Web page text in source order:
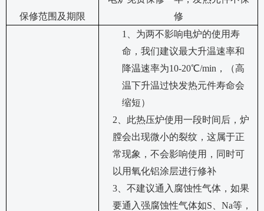
保修范围及期限
修
1、为两不影响电炉的使用寿
命，我们建议最大升温速率和
降温速率为10-20℃/min，（高
温下升温过快发热元件寿命会
缩短）
2、此热压炉使用一段时间后，炉
膛会出现微小的裂纹，这属于正
常现象，不会影响使用，同时可
以用氧化铝涂层进行修补
3、不建议通入腐蚀性气体，如果
要通入强腐蚀性气体如S、Na等，